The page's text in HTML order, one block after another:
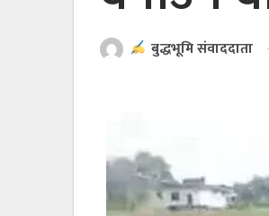
बुद्धभूमि संवाददाता